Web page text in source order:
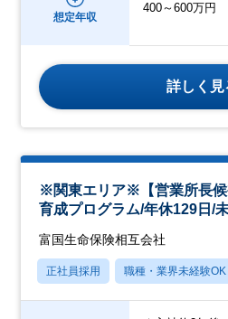
想定年収
400～600万円
詳しく見
※関東エリア※【営業所長候
育成プログラム/年休129日/
富国生命保険相互会社
正社員採用 職種・業界未経験OK